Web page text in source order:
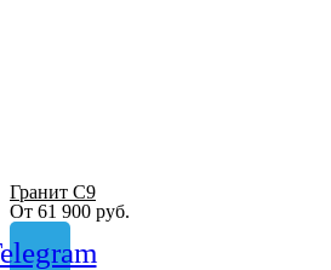
Гранит С9
От 61 900 руб.